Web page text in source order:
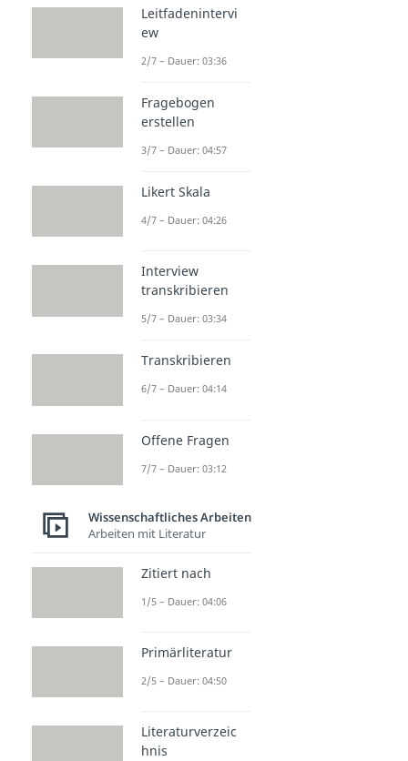
Leitfadenintervi
ew
2/7 – Dauer: 03:36
Fragebogen
erstellen
3/7 – Dauer: 04:57
Likert Skala
4/7 – Dauer: 04:26
Interview
transkribieren
5/7 – Dauer: 03:34
Transkribieren
6/7 – Dauer: 04:14
Offene Fragen
7/7 – Dauer: 03:12
Wissenschaftliches Arbeiten
Arbeiten mit Literatur
Zitiert nach
1/5 – Dauer: 04:06
Primärliteratur
2/5 – Dauer: 04:50
Literaturverzeic
hnis